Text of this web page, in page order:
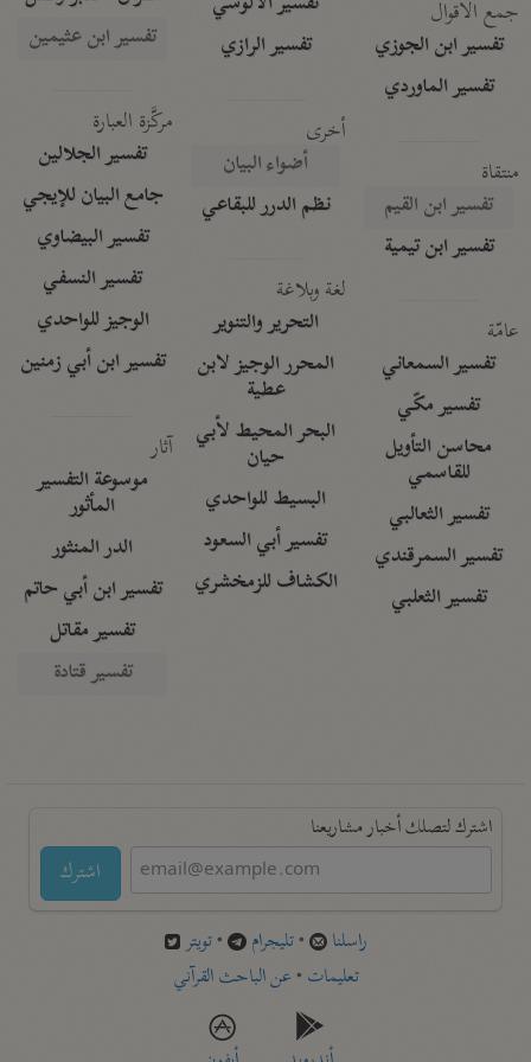
جمع الأقوال
تفسير ابن الجوزي
تفسير الماوردي
منتقاة
تفسير ابن القيم
تفسير ابن تيمية
عامّة
تفسير السمعاني
تفسير مكّي
محاسن التأويل
للقاسمي
تفسير الثعالبي
تفسير السمرقندي
تفسير الثعلبي
تفسير الرازي
أخرى
أضواء البيان
نظم الدرر للبقاعي
لغة وبلاغة
التحرير والتنوير
المحرر الوجيز لابن
عطية
البحر المحيط لأبي
حيان
البسيط للواحدي
تفسير أبي السعود
الكشاف للزمخشري
تفسير ابن عثيمين
مركَّزة العبارة
تفسير الجلالين
جامع البيان للإيجي
تفسير البيضاوي
تفسير النسفي
الوجيز للواحدي
تفسير ابن أبي زمنين
آثار
موسوعة التفسير
المأثور
الدر المنثور
تفسير ابن أبي حاتم
تفسير مقاتل
تفسير قتادة
اشترك لتصلك أخبار مشاريعنا
اشترك
راسلنا •تليجرام •تويتر
تعليمات •عن الباحث القرآني